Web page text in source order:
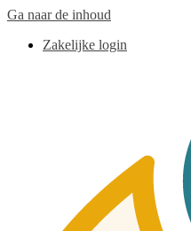
Ga naar de inhoud
Zakelijke login